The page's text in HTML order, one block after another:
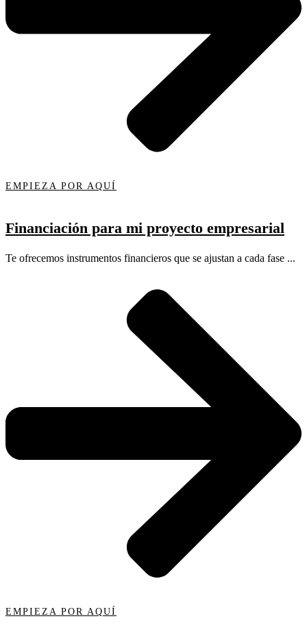
EMPIEZA POR AQUÍ
Financiación para mi proyecto empresarial
Te ofrecemos instrumentos financieros que se ajustan a cada fase ...
EMPIEZA POR AQUÍ